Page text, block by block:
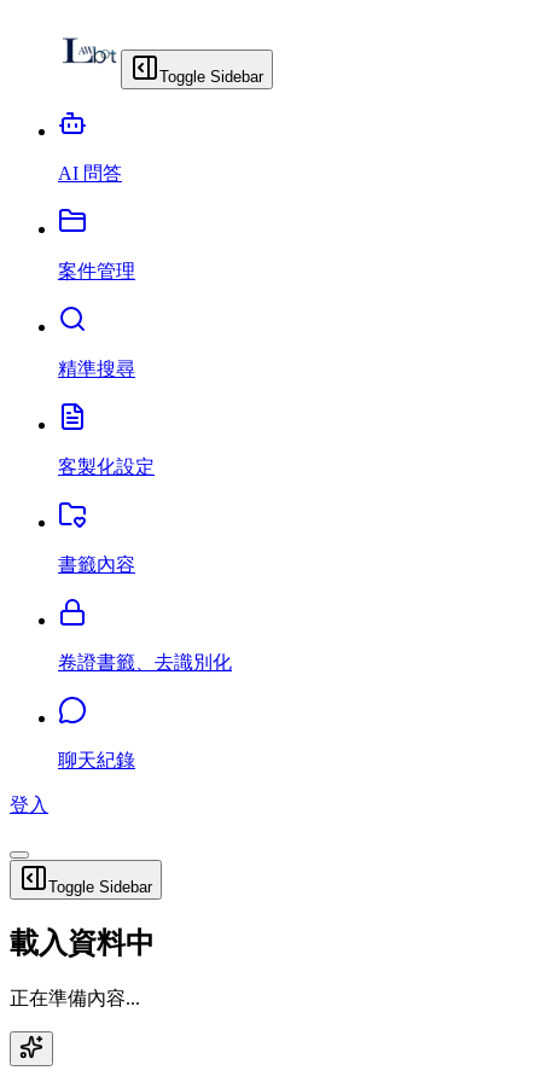
Toggle Sidebar
AI 問答
案件管理
精準搜尋
客製化設定
書籤內容
卷證書籤、去識別化
聊天紀錄
登入
Toggle Sidebar
載入資料中
正在準備內容...